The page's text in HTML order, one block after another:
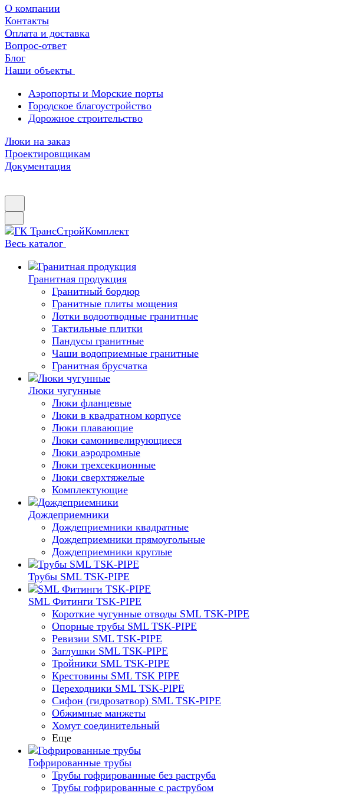
О компании
Контакты
Оплата и доставка
Вопрос-ответ
Блог
Наши объекты
Аэропорты и Морские порты
Городское благоустройство
Дорожное строительство
Люки на заказ
Проектировщикам
Документация
Весь каталог
Гранитная продукция
Гранитный бордюр
Гранитные плиты мощения
Лотки водоотводные гранитные
Тактильные плитки
Пандусы гранитные
Чаши водоприемные гранитные
Гранитная брусчатка
Люки чугунные
Люки фланцевые
Люки в квадратном корпусе
Люки плавающие
Люки самонивелирующиеся
Люки аэродромные
Люки трехсекционные
Люки сверхтяжелые
Комплектующие
Дождеприемники
Дождеприемники квадратные
Дождеприемники прямоугольные
Дождеприемники круглые
Трубы SML TSK-PIPE
SML Фитинги TSK-PIPE
Короткие чугунные отводы SML TSK-PIPE
Опорные трубы SML TSK-PIPE
Ревизии SML TSK-PIPE
Заглушки SML TSK-PIPE
Тройники SML TSK-PIPE
Крестовины SML TSK PIPE
Переходники SML TSK-PIPE
Сифон (гидрозатвор) SML TSK-PIPE
Обжимные манжеты
Хомут соединительный
Еще
Гофрированные трубы
Трубы гофрированные без раструба
Трубы гофрированные с раструбом